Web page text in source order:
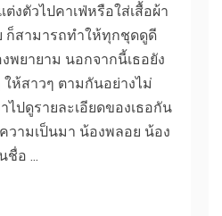
งตัวไปคาเฟ่หรือใส่เสื้อผ้า
สามารถทำให้ทุกชุดดูดี
พยายาม นอกจากนี้เธอยัง
ห้สาวๆ ตามกันอย่างไม่
ไปดูรายละเอียดของเธอกัน
ามเป็นมา น้องพลอย น้อง
อ ...